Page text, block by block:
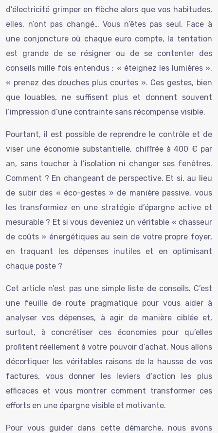
d’électricité grimper en flèche alors que vos habitudes,
elles, n’ont pas changé… Vous n’êtes pas seul. Face à
une conjoncture où chaque euro compte, la tentation
est grande de se résigner ou de se contenter des
conseils mille fois entendus : « éteignez les lumières »,
« prenez des douches plus courtes ». Ces gestes, bien
que louables, ne suffisent plus et donnent souvent
l’impression d’une contrainte sans récompense visible.
Pourtant, il est possible de reprendre le contrôle et de
viser une économie substantielle, chiffrée à 400 € par
an, sans toucher à l’isolation ni changer ses fenêtres.
Comment ? En changeant de perspective. Et si, au lieu
de subir des « éco-gestes » de manière passive, vous
les transformiez en une stratégie d’épargne active et
mesurable ? Et si vous deveniez un véritable « chasseur
de coûts » énergétiques au sein de votre propre foyer,
en traquant les dépenses inutiles et en optimisant
chaque poste ?
Cet article n’est pas une simple liste de conseils. C’est
une feuille de route pragmatique pour vous aider à
analyser vos dépenses, à agir de manière ciblée et,
surtout, à concrétiser ces économies pour qu’elles
profitent réellement à votre pouvoir d’achat. Nous allons
décortiquer les véritables raisons de la hausse de vos
factures, vous donner les leviers d’action les plus
efficaces et vous montrer comment transformer ces
efforts en une épargne visible et motivante.
Pour vous guider dans cette démarche, nous avons